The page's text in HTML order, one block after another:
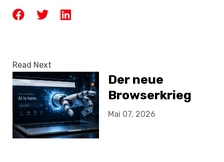
Read Next
Der neue
Browserkrieg
Mai 07, 2026